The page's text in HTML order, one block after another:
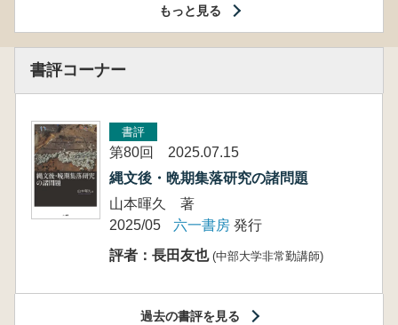
もっと見る
書評コーナー
書評
第80回 2025.07.15
縄文後・晩期集落研究の諸問題
山本暉久 著
2025/05
六一書房 発行
評者：長田友也 (中部大学非常勤講師)
過去の書評を見る